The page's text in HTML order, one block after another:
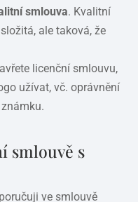
smlouva. Kvalitní
ale taková, že
licenční smlouvu,
užívat, vč. oprávnění
smlouvě s
ve smlouvě